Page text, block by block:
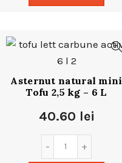
Asternut natural mini
Tofu 2,5 kg – 6 L
40.60 lei